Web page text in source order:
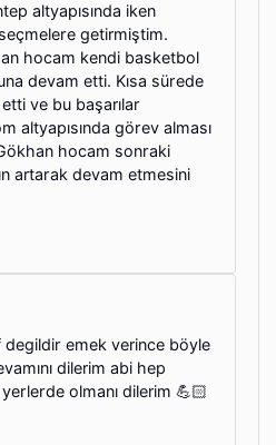
altyapısında iken
getirmiştim.
hocam kendi basketbol
devam etti. Kısa sürede
ve bu başarılar
altyapısında görev alması
hocam sonraki
artarak devam etmesini
degildir emek verince böyle
dilerim abi hep
olmanı dilerim 💪🏻